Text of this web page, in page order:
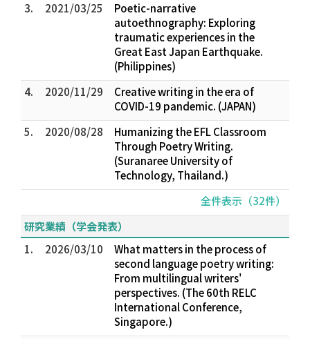
3.
2021/03/25
Poetic-narrative
autoethnography: Exploring
traumatic experiences in the
Great East Japan Earthquake.
(Philippines)
4.
2020/11/29
Creative writing in the era of
COVID-19 pandemic. (JAPAN)
5.
2020/08/28
Humanizing the EFL Classroom
Through Poetry Writing.
(Suranaree University of
Technology, Thailand.)
全件表示（32件）
研究業績（学会発表）
1.
2026/03/10
What matters in the process of
second language poetry writing:
From multilingual writers'
perspectives. (The 60th RELC
International Conference,
Singapore.)